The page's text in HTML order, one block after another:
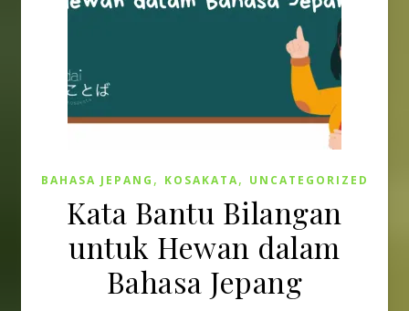
BAHASA JEPANG , KOSAKATA, UNCATEGORIZED
Kata Bantu Bilangan
untuk Hewan dalam
Bahasa Jepang